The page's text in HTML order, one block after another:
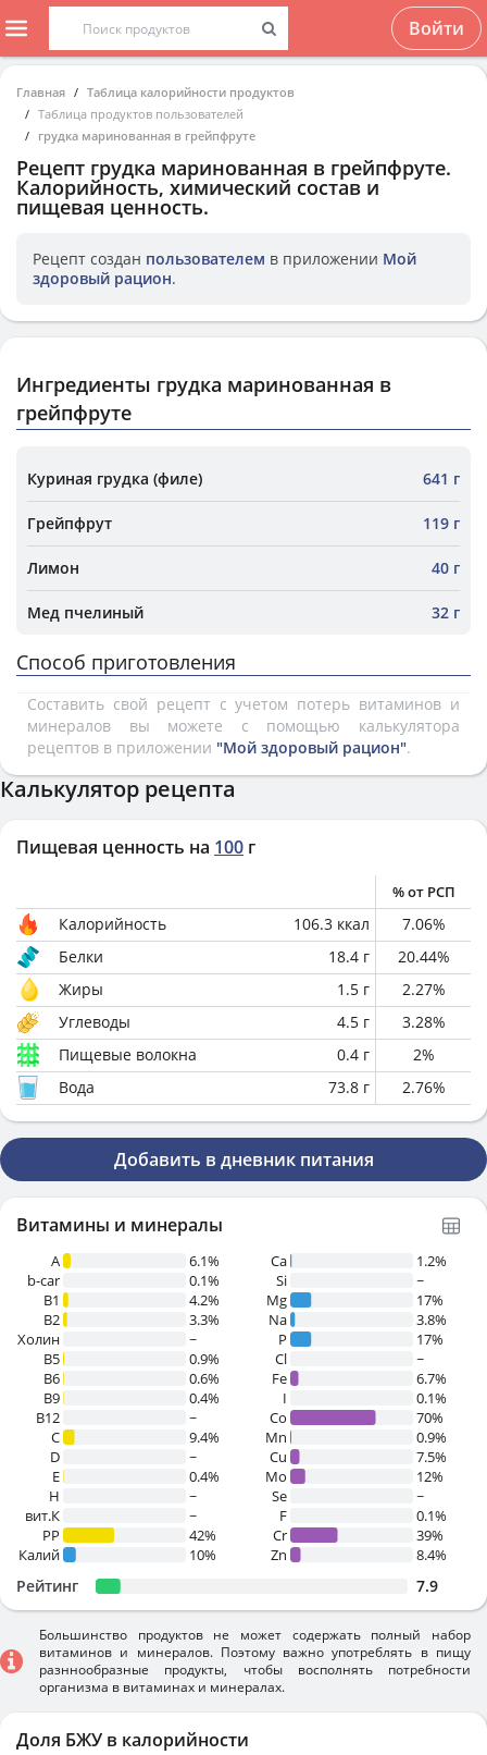
Войти
Главная
Таблица калорийности продуктов
Таблица продуктов пользователей
грудка маринованная в грейпфруте
Рецепт грудка маринованная в грейпфруте.
Калорийность, химический состав и
пищевая ценность.
Рецепт создан пользователем в приложении Мой
здоровый рацион.
Ингредиенты грудка маринованная в
грейпфруте
Куриная грудка (филе) 641 г
Грейпфрут 119 г
Лимон 40 г
Мед пчелиный 32 г
Способ приготовления
Составить свой рецепт с учетом потерь витаминов и
минералов вы можете с помощью калькулятора
рецептов в приложении "Мой здоровый рацион".
Калькулятор рецепта
Пищевая ценность на 100 г
% от РСП
Калорийность 106.3 ккал 7.06%
Белки
18.4 г 20.44%
Жиры
1.5 г 2.27%
Углеводы
4.5 г 3.28%
Пищевые волокна
0.4 г 2%
Вода
73.8 г 2.76%
Добавить в дневник питания
Витамины и минералы
A
6.1%
b-car
0.1%
В1
4.2%
B2
3.3%
Холин
~
B5
0.9%
B6
0.6%
B9
0.4%
B12
~
C
9.4%
D
~
E
0.4%
H
~
вит.К
~
PP
42%
Калий
10%
Ca
1.2%
Si
~
Mg
17%
Na
3.8%
P
17%
Cl
~
Fe
6.7%
I
0.1%
Co
70%
Mn
0.9%
Cu
7.5%
Mo
12%
Se
~
F
0.1%
Cr
39%
Zn
8.4%
Рейтинг 7.9
Большинство продуктов не может содержать полный набор
витаминов и минералов. Поэтому важно употреблять в пищу
разннообразные продукты, чтобы восполнять потребности
организма в витаминах и минералах.
Доля БЖУ в калорийности